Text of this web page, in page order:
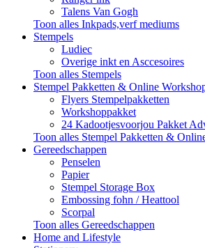
Talens Van Gogh
Toon alles Inkpads,verf mediums
Stempels
Ludiec
Overige inkt en Asccesoires
Toon alles Stempels
Stempel Pakketten & Online
Flyers Stempelpakketten
Workshoppakket
24 Kadootjesvoorjou Pakket
Toon alles Stempel Pakketten &
Gereedschappen
Penselen
Papier
Stempel Storage Box
Embossing fohn / Heattool
Scorpal
Toon alles Gereedschappen
Home and Lifestyle